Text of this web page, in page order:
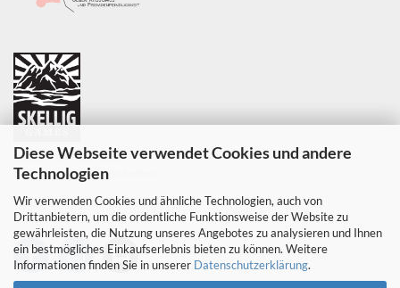
Diese Webseite verwendet Cookies und andere
Technologien
Wir verwenden Cookies und ähnliche Technologien, auch von
Drittanbietern, um die ordentliche Funktionsweise der Website zu
gewährleisten, die Nutzung unseres Angebotes zu analysieren und Ihnen
ein bestmögliches Einkaufserlebnis bieten zu können. Weitere
Informationen finden Sie in unserer Datenschutzerklärung.
SKELLIG GAMES GmbH
Parkweg 6, 35452 Heuchelheim
E-Mail:info@skellig-games.de